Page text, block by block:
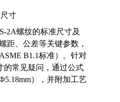
寸
2A螺纹的标准尺寸及
距、公差等关键参数，
B1.1标准）。针对
的常见疑问，通过公式
），并附加工艺